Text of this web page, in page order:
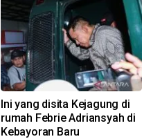
Ini yang disita Kejagung di
rumah Febrie Adriansyah di
Kebayoran Baru